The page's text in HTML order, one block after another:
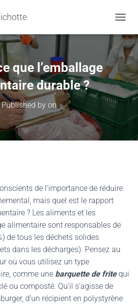
que l’emballage
durable ?
Published by on
de l’importance de réduire
mais quel est le rapport
? Les aliments et les
alimentaire sont responsables de
de tous les déchets solides
dans les décharges). Pensez au
où vous utilisez un type
comme une barquette de fritequi
ou composté. Qu’il s’agisse de
d’un récipient en polystyrène